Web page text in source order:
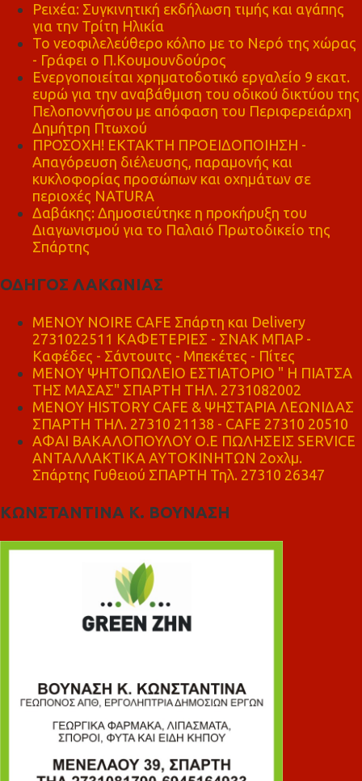
Ρειχέα: Συγκινητική εκδήλωση τιμής και αγάπης
για την Τρίτη Ηλικία
Το νεοφιλελεύθερο κόλπο με το Νερό της χώρας
- Γράφει ο Π.Κουμουνδούρος
Ενεργοποιείται χρηματοδοτικό εργαλείο 9 εκατ.
ευρώ για την αναβάθμιση του οδικού δικτύου της
Πελοποννήσου με απόφαση του Περιφερειάρχη
Δημήτρη Πτωχού
ΠΡΟΣΟΧΗ! ΕΚΤΑΚΤΗ ΠΡΟΕΙΔΟΠΟΙΗΣΗ -
Απαγόρευση διέλευσης, παραμονής και
κυκλοφορίας προσώπων και οχημάτων σε
περιοχές NATURA
Δαβάκης: Δημοσιεύτηκε η προκήρυξη του
Διαγωνισμού για το Παλαιό Πρωτοδικείο της
Σπάρτης
ΟΔΗΓΟΣ ΛΑΚΩΝΙΑΣ
MENOY NOIRE CAFE Σπάρτη και Delivery
2731022511 ΚΑΦΕΤΕΡΙΕΣ - ΣΝΑΚ ΜΠΑΡ -
Καφέδες - Σάντουιτς - Μπεκέτες - Πίτες
ΜΕΝΟΥ ΨΗΤΟΠΩΛΕΙΟ ΕΣΤΙΑΤΟΡΙΟ " Η ΠΙΑΤΣΑ
ΤΗΣ ΜΑΣΑΣ" ΣΠΑΡΤΗ ΤΗΛ. 2731082002
ΜΕΝΟΥ HISTORY CAFE & ΨΗΣΤΑΡΙΑ ΛΕΩΝΙΔΑΣ
ΣΠΑΡΤΗ ΤΗΛ. 27310 21138 - CAFE 27310 20510
ΑΦΑΙ ΒΑΚΑΛΟΠΟΥΛΟΥ Ο.Ε ΠΩΛΗΣΕΙΣ SERVICE
ΑΝΤΑΛΛΑΚΤΙΚΑ ΑΥΤΟΚΙΝΗΤΩΝ 2οχλμ.
Σπάρτης Γυθειού ΣΠΑΡΤΗ Τηλ. 27310 26347
ΚΩΝΣΤΑΝΤΙΝΑ Κ. ΒΟΥΝΑΣΗ